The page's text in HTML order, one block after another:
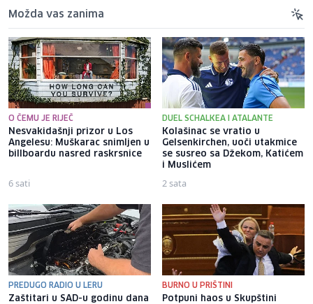
Možda vas zanima
O ČEMU JE RIJEČ
Nesvakidašnji prizor u Los
Angelesu: Muškarac snimljen u
billboardu nasred raskrsnice
6 sati
DUEL SCHALKEA I ATALANTE
Kolašinac se vratio u
Gelsenkirchen, uoči utakmice
se susreo sa Džekom, Katićem
i Muslićem
2 sata
PREDUGO RADIO U LERU
Zaštitari u SAD-u godinu dana
BURNO U PRIŠTINI
Potpuni haos u Skupštini